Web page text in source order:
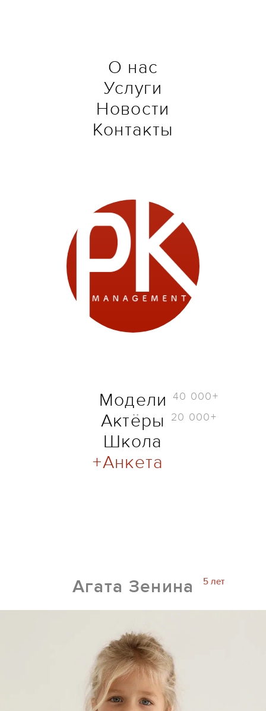
О нас
Услуги
Новости
Контакты
Модели 40 000+
Актёры 20 000+
Школа
Анкета
Агата Зенина 5 лет